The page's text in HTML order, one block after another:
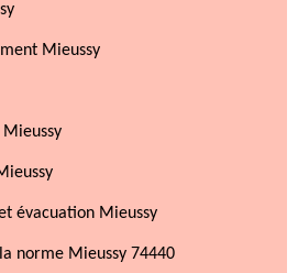
Mieussy
évacuation Mieussy
norme Mieussy 74440